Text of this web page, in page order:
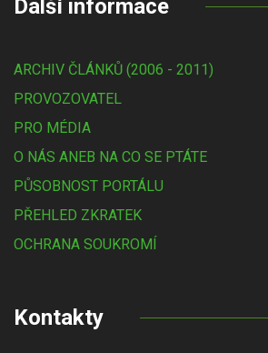
Další informace
ARCHIV ČLÁNKŮ (2006 - 2011)
PROVOZOVATEL
PRO MÉDIA
O NÁS ANEB NA CO SE PTÁTE
PŮSOBNOST PORTÁLU
PŘEHLED ZKRATEK
OCHRANA SOUKROMÍ
Kontakty